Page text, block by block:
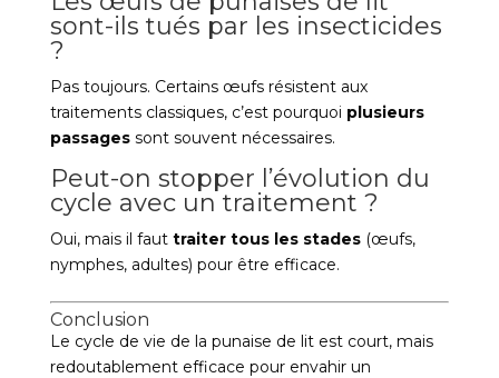
sont-ils tués par les insecticides
?
Pas toujours. Certains œufs résistent aux
traitements classiques, c’est pourquoi plusieurs
passagessont souvent nécessaires.
Peut-on stopper l’évolution du
cycle avec un traitement ?
Oui, mais il faut traiter tous les stades(œufs,
nymphes, adultes) pour être efficace.
Conclusion
Le cycle de vie de la punaise de lit est court, mais
redoutablement efficace pour envahir un